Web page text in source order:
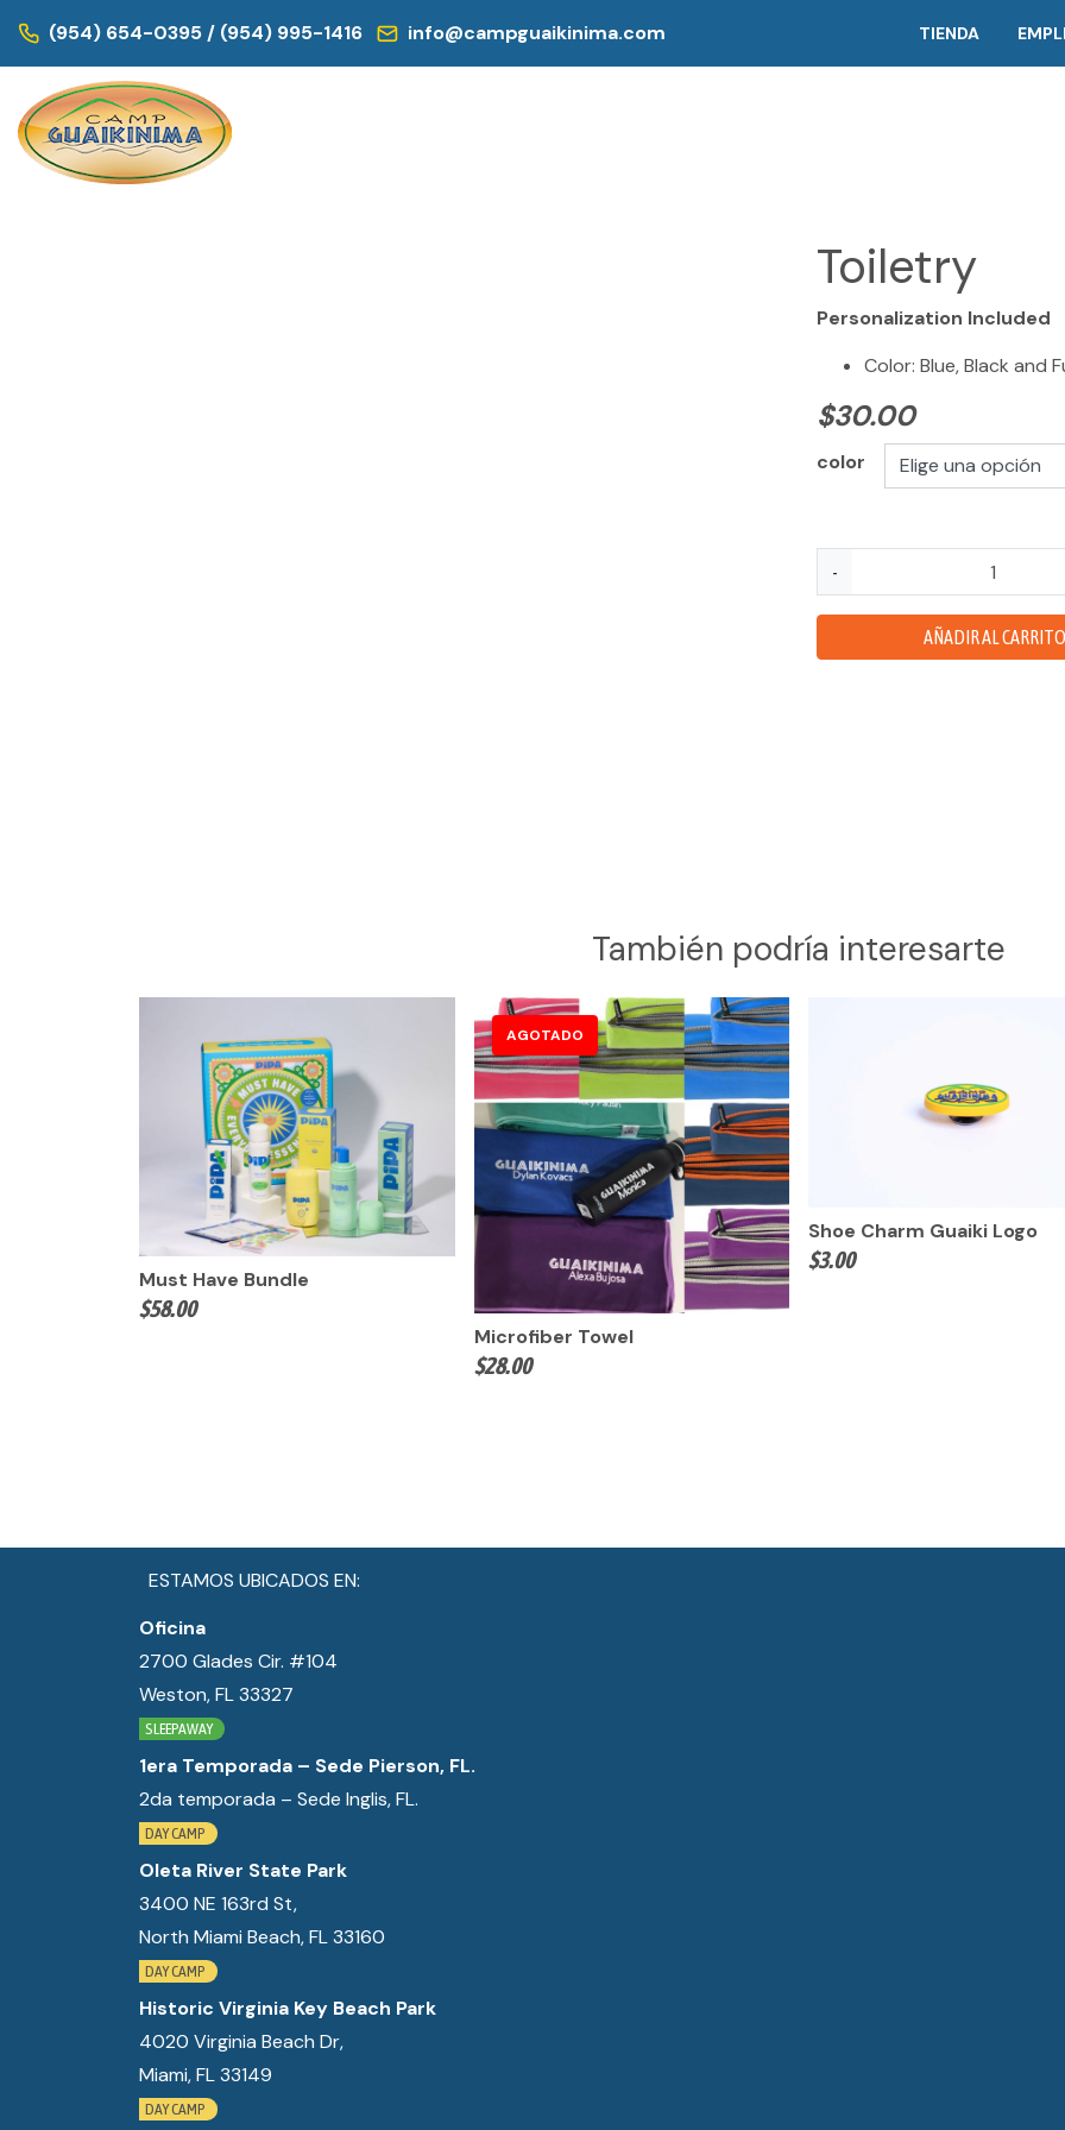
(954) 654-0395 / (954) 995-1416 info@campguaikinima.com TIENDA
INICIO/ SIN CATEGORIZAR / TOILETRY
← REGRESAR AL CATÁLOGO
Toiletry
Personalization Included
Color: Blue, Black and
$30.00
color
-
cantidad
AÑADIR AL CARRITO
También podría interesarte
Must Have Bundle
$58.00
Microfiber Towel
$28.00
Shoe Charm Guaiki Logo
$3.00
ESTAMOS UBICADOS EN:
Oficina
2700 Glades Cir. #104
Weston, FL 33327
SLEEPAWAY
1era Temporada – Sede Pierson, FL.
2da temporada – Sede Inglis, FL.
DAY CAMP
Oleta River State Park
3400 NE 163rd St,
North Miami Beach, FL 33160
DAY CAMP
Historic Virginia Key Beach Park
4020 Virginia Beach Dr,
Miami, FL 33149
DAY CAMP